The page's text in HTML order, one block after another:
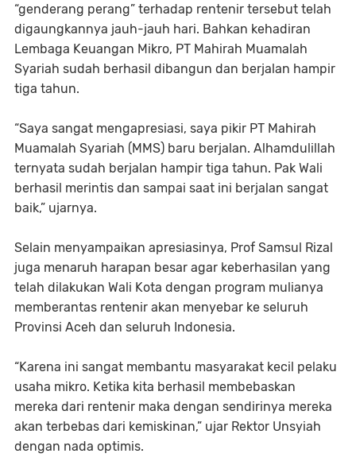
“genderang perang” terhadap rentenir tersebut telah
digaungkannya jauh-jauh hari. Bahkan kehadiran
Lembaga Keuangan Mikro, PT Mahirah Muamalah
Syariah sudah berhasil dibangun dan berjalan hampir
tiga tahun.
“Saya sangat mengapresiasi, saya pikir PT Mahirah
Muamalah Syariah (MMS) baru berjalan. Alhamdulillah
ternyata sudah berjalan hampir tiga tahun. Pak Wali
berhasil merintis dan sampai saat ini berjalan sangat
baik,” ujarnya.
Selain menyampaikan apresiasinya, Prof Samsul Rizal
juga menaruh harapan besar agar keberhasilan yang
telah dilakukan Wali Kota dengan program mulianya
memberantas rentenir akan menyebar ke seluruh
Provinsi Aceh dan seluruh Indonesia.
“Karena ini sangat membantu masyarakat kecil pelaku
usaha mikro. Ketika kita berhasil membebaskan
mereka dari rentenir maka dengan sendirinya mereka
akan terbebas dari kemiskinan,” ujar Rektor Unsyiah
dengan nada optimis.